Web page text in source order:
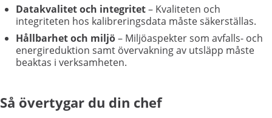
Datakvalitet och integritet– Kvaliteten och
integriteten hos kalibreringsdata måste säkerställas.
Hållbarhet och miljö– Miljöaspekter som avfalls- och
energireduktion samt övervakning av utsläpp måste
beaktas i verksamheten.
Så övertygar du din chef